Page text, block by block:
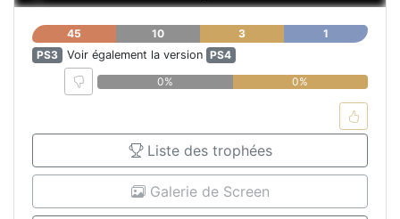
45 10 3
1
PS3
Voir également la version PS4
0%
0%
Liste des trophées
Galerie de Screen